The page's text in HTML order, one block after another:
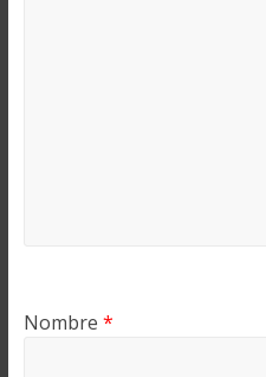
Nombre *